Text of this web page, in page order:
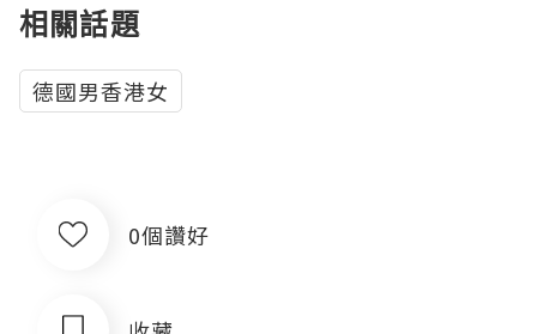
相關話題
德國男香港女
0個讚好